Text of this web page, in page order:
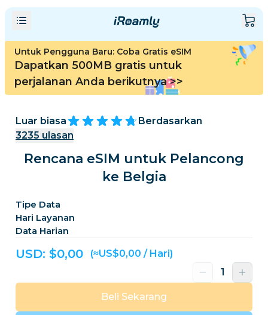
Untuk Pengguna Baru: Coba Gratis eSIM
Dapatkan 500MB gratis untuk
perjalanan Anda berikutnya>>
Luar biasa
Berdasarkan
3235 ulasan
Rencana eSIM untuk Pelancong
ke Belgia
Tipe Data
Hari Layanan
Data Harian
USD: $0,00 (≈US$0,00 / Hari)
Beli Sekarang